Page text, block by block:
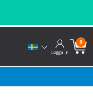
Logga in
0